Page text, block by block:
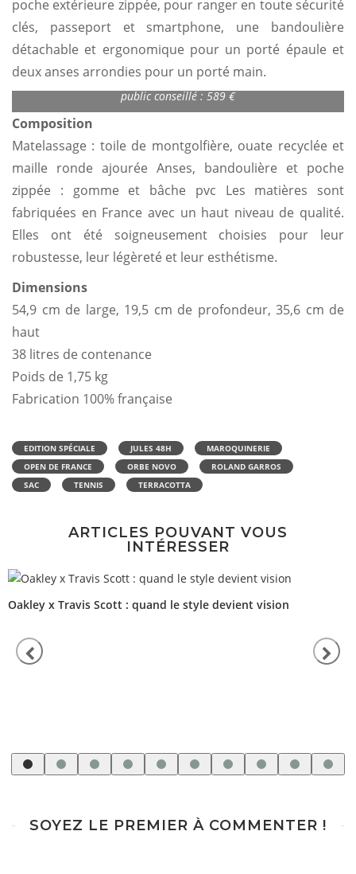
poche extérieure zippée, pour ranger en toute sécurité
clés, passeport et smartphone, une bandoulière
détachable et ergonomique pour un porté épaule et
deux anses arrondies pour un porté main.
Sac weekend JULES 48h Edition spéciale Terracotta – Prix
public conseillé : 589 €
Composition
Matelassage : toile de montgolfière, ouate recyclée et
maille ronde ajourée Anses, bandoulière et poche
zippée : gomme et bâche pvc Les matières sont
fabriquées en France avec un haut niveau de qualité.
Elles ont été soigneusement choisies pour leur
robustesse, leur légèreté et leur esthétisme.
Dimensions
54,9 cm de large, 19,5 cm de profondeur, 35,6 cm de
haut
38 litres de contenance
Poids de 1,75 kg
Fabrication 100% française
EDITION SPÉCIALE JULES 48H
MAROQUINERIE
OPEN DE FRANCE
ORBE NOVO
ROLAND GARROS
SAC
TENNIS TERRACOTTA
ARTICLES POUVANT VOUS
INTÉRESSER
Oakley x Travis Scott : quand le style devient vision
SOYEZ LE PREMIER À COMMENTER !